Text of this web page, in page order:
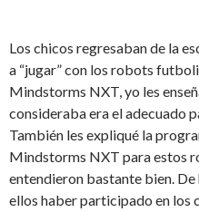
Los chicos regresaban de la
a “jugar” con los robots
Mindstorms NXT, yo les
consideraba era el adecuado
También les expliqué la
Mindstorms NXT para estos
entendieron bastante bien. De
ellos haber participado en los